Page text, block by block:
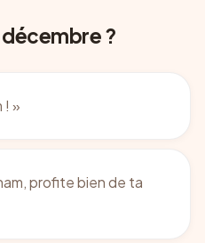
décembre ?
! »
profite bien de ta